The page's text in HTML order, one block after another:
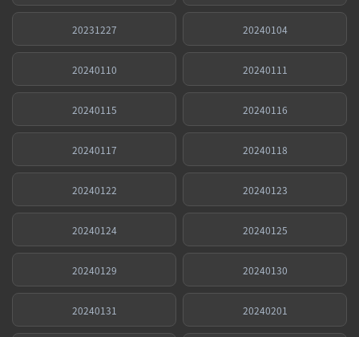
20231227 20240104
20240110 20240111
20240115 20240116
20240117 20240118
20240122 20240123
20240124 20240125
20240129 20240130
20240131 20240201